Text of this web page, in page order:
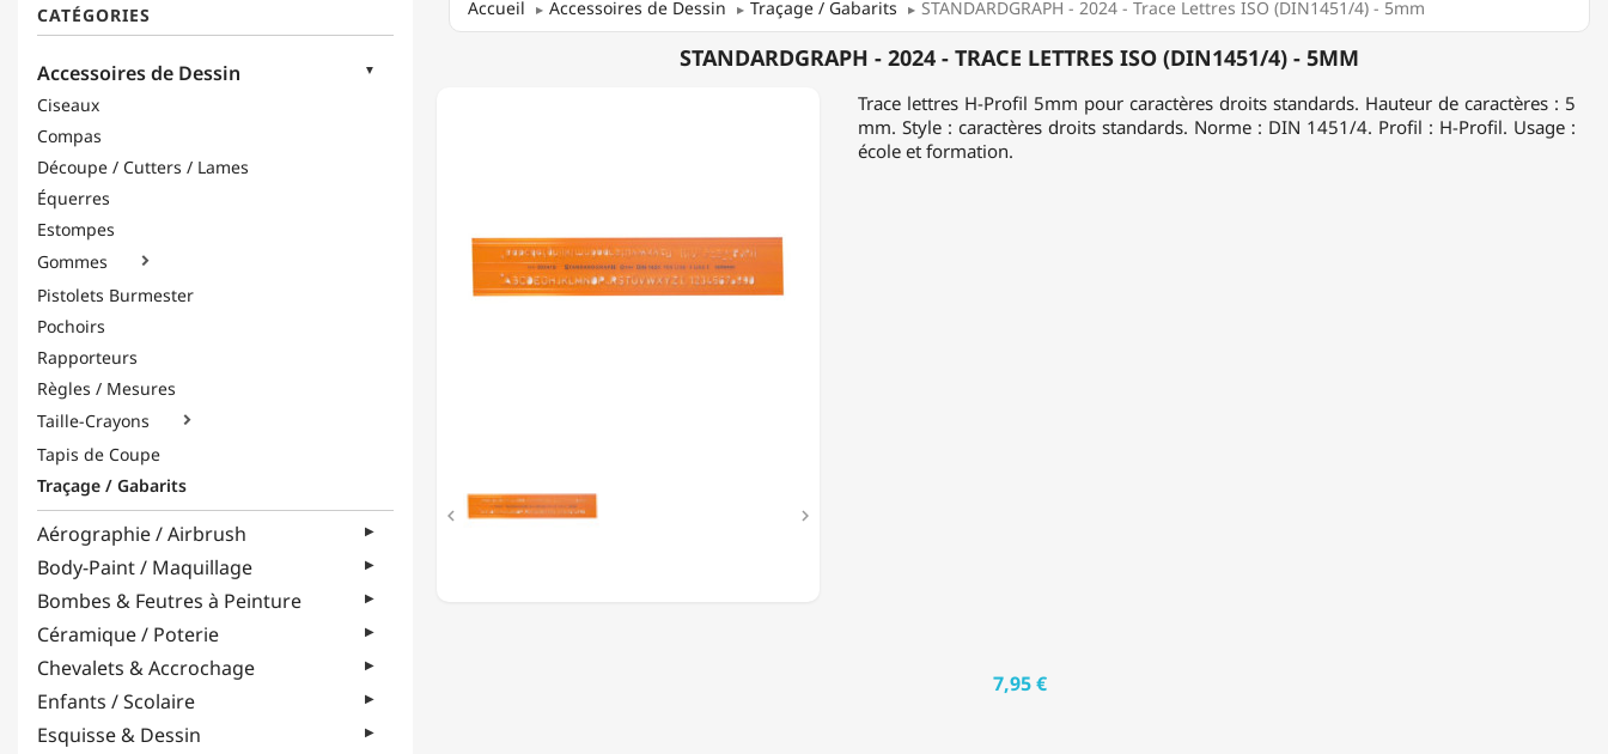
Accessoires de Dessin
Ciseaux
Compas
Découpe / Cutters / Lames
Équerres
Estompes
Gommes

Pistolets Burmester
Pochoirs
Rapporteurs
Règles / Mesures
Taille-Crayons

Tapis de Coupe
Traçage / Gabarits
Aérographie / Airbrush
Body-Paint / Maquillage
Bombes & Feutres à Peinture
Céramique / Poterie
Chevalets & Accrochage
Enfants / Scolaire
Esquisse & Dessin
Accueil Accessoires de Dessin Traçage / Gabarits STANDARDGRAPH - 2024 - Trace Lettres ISO (DIN1451/4) - 5mm
5MM
STANDARDGRAPH - 2024 - TRACE LETTRES ISO (DIN1451/4) - 5MM
 
Trace lettres H-Profil 5mm pour caractères droits standards. Hauteur de caractères : 5
mm. Style : caractères droits standards. Norme : DIN 1451/4. Profil : H-Profil. Usage :
école et formation.
7,95 €